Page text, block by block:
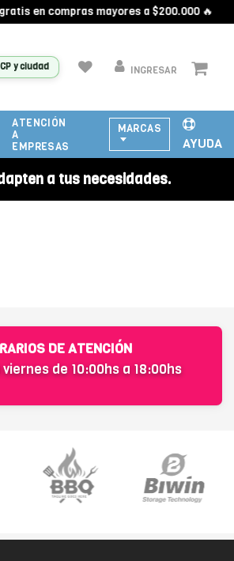
en compras mayores a $200.000 🔥
y ciudad INGRESAR
ATENCIÓN
A
EMPRESAS
MARCAS
AYUDA
a tus necesidades.
DE ATENCIÓN
de 10:00hs a 18:00hs